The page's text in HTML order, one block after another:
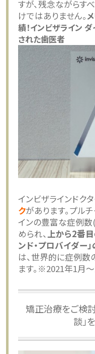
すが、残念ながらす
けではありません。
績！インビザライン
された歯医者
インビザラインドク
クがあります。プル
インの豊富な症例
められ、上から2番目
ンド・プロバイダー
は、世界的に症例
ます。※2021年1⽉
矯正治療をご検
談」